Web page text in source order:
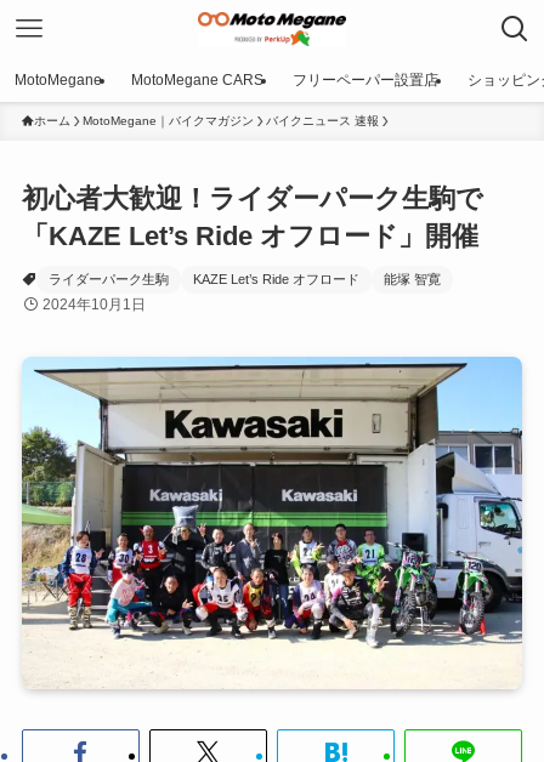
MotoMegane MotoMegane CARS フリーペーパー設置店 ショッピン
ホーム MotoMegane｜バイクマガジン バイクニュース 速報
初心者大歓迎！ライダーパーク生駒で
「KAZE Let’s Ride オフロード」開催
ライダーパーク生駒 KAZE Let’s Ride オフロード 能塚 智寛
2024年10月1日